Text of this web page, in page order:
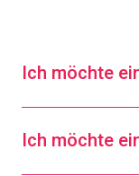
Ich möchte
Ich möchte